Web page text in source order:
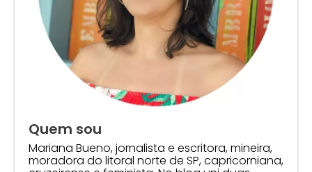
Quem sou
Mariana Bueno, jornalista e escritora, mineira,
moradora do litoral norte de SP, capricorniana,